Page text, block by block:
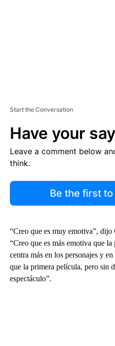
Start the Conversation
Have your
Leave a comment below
think.
Be the first
“Creo que es muy emotiva”, dijo
“Creo que es más emotiva que
centra más en los personajes y
que la primera película, pero sin
espectáculo”.